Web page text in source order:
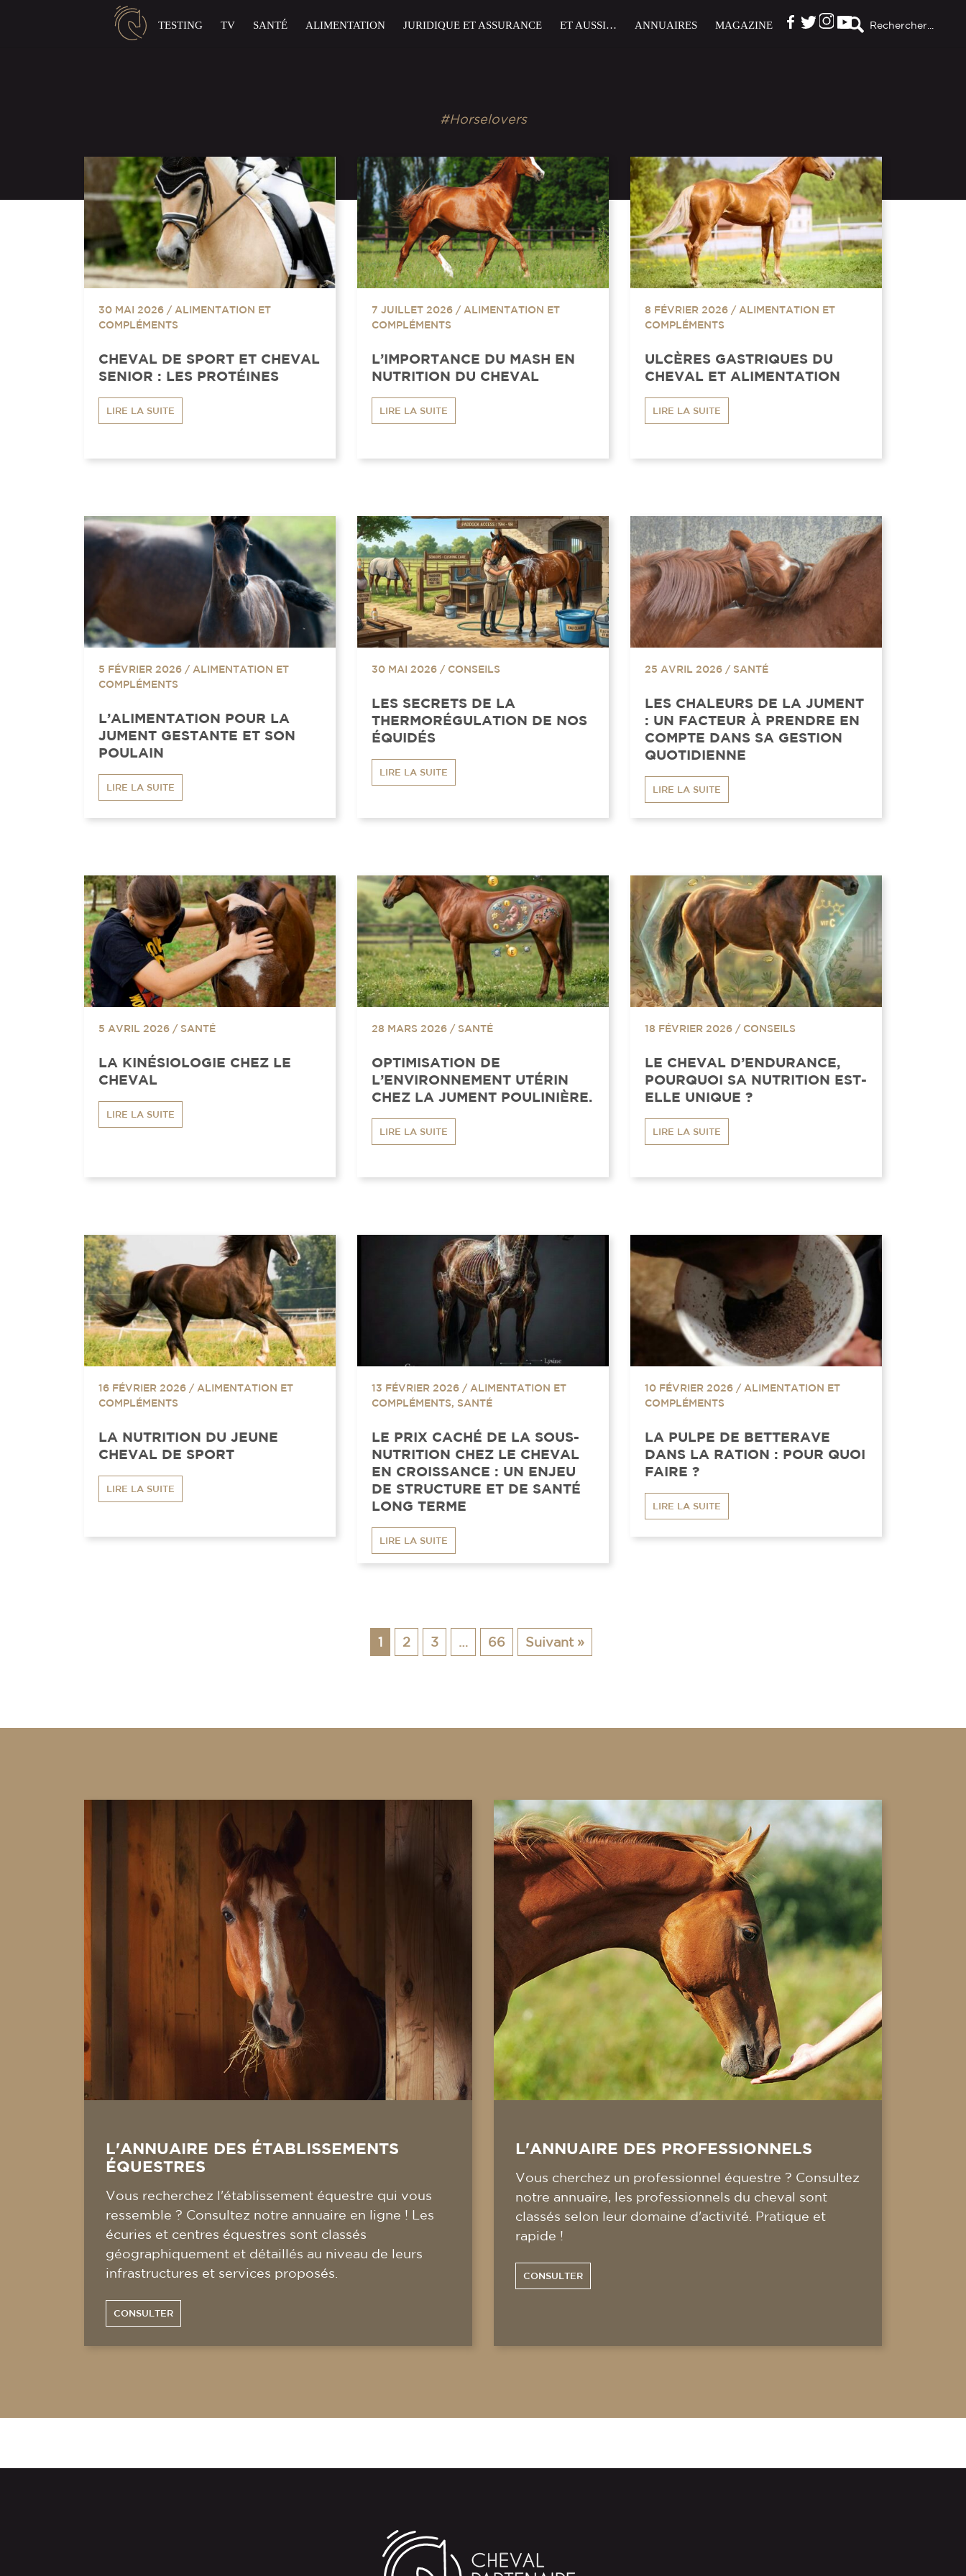
Rechercher...
TESTING TV SANTÉ ALIMENTATION JURIDIQUE ET ASSURANCE ET AUSSI… ANNUAIRES MAGAZINE
#Horselovers
30 MAI 2026 / ALIMENTATION ET
COMPLÉMENTS
CHEVAL DE SPORT ET CHEVAL
SENIOR : LES PROTÉINES
LIRE LA SUITE
7 JUILLET 2026 / ALIMENTATION ET
COMPLÉMENTS
L’IMPORTANCE DU MASH EN
NUTRITION DU CHEVAL
LIRE LA SUITE
8 FÉVRIER 2026 / ALIMENTATION ET
COMPLÉMENTS
ULCÈRES GASTRIQUES DU
CHEVAL ET ALIMENTATION
LIRE LA SUITE
5 FÉVRIER 2026 / ALIMENTATION ET
COMPLÉMENTS
L’ALIMENTATION POUR LA
JUMENT GESTANTE ET SON
POULAIN
LIRE LA SUITE
30 MAI 2026 / CONSEILS
LES SECRETS DE LA
THERMORÉGULATION DE NOS
ÉQUIDÉS
LIRE LA SUITE
25 AVRIL 2026 / SANTÉ
LES CHALEURS DE LA JUMENT
: UN FACTEUR À PRENDRE EN
COMPTE DANS SA GESTION
QUOTIDIENNE
LIRE LA SUITE
5 AVRIL 2026 / SANTÉ
LA KINÉSIOLOGIE CHEZ LE
CHEVAL
LIRE LA SUITE
28 MARS 2026 / SANTÉ
OPTIMISATION DE
L’ENVIRONNEMENT UTÉRIN
CHEZ LA JUMENT POULINIÈRE.
LIRE LA SUITE
18 FÉVRIER 2026 / CONSEILS
LE CHEVAL D’ENDURANCE,
POURQUOI SA NUTRITION EST-
ELLE UNIQUE ?
LIRE LA SUITE
16 FÉVRIER 2026 / ALIMENTATION ET
COMPLÉMENTS
LA NUTRITION DU JEUNE
CHEVAL DE SPORT
LIRE LA SUITE
13 FÉVRIER 2026 / ALIMENTATION ET
COMPLÉMENTS, SANTÉ
LE PRIX CACHÉ DE LA SOUS-
NUTRITION CHEZ LE CHEVAL
EN CROISSANCE : UN ENJEU
DE STRUCTURE ET DE SANTÉ
LONG TERME
LIRE LA SUITE
10 FÉVRIER 2026 / ALIMENTATION ET
COMPLÉMENTS
LA PULPE DE BETTERAVE
DANS LA RATION : POUR QUOI
FAIRE ?
LIRE LA SUITE
1 2 3 66 Suivant »
L'ANNUAIRE DES ÉTABLISSEMENTS
ÉQUESTRES
Vous recherchez l'établissement équestre qui vous
ressemble ? Consultez notre annuaire en ligne ! Les
écuries et centres équestres sont classés
géographiquement et détaillés au niveau de leurs
infrastructures et services proposés.
CONSULTER
L'ANNUAIRE DES PROFESSIONNELS
Vous cherchez un professionnel équestre ? Consultez
notre annuaire, les professionnels du cheval sont
classés selon leur domaine d'activité. Pratique et
rapide !
CONSULTER
Panneau de gestion des cookies